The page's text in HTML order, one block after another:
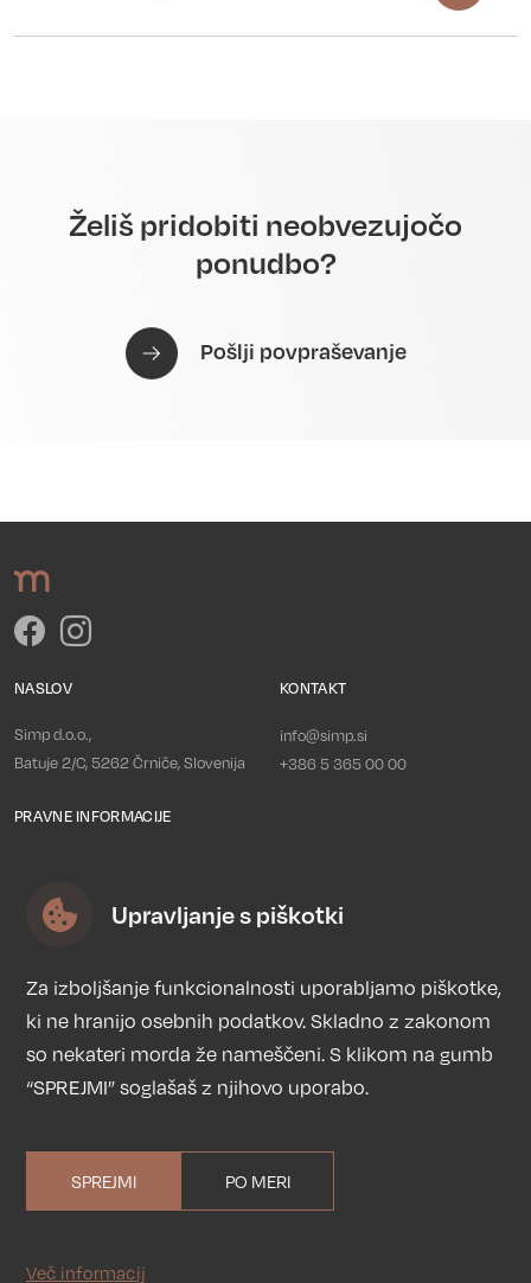
Upravljanje s piškotki
Za izboljšanje funkcionalnosti uporabljamo piškotke,
ki ne hranijo osebnih podatkov. Skladno z zakonom
so nekateri morda že nameščeni. S klikom na gumb
“SPREJMI” soglašaš z njihovo uporabo.
SPREJMI PO MERI
Več informacij
Želiš pridobiti neobvezujočo
ponudbo?
Pošlji povpraševanje
NASLOV
Simp d.o.o.,
Batuje 2/C, 5262 Črniče, Slovenija
KONTAKT
info@simp.si
+386 5 365 00 00
PRAVNE INFORMACIJE
Piškotki
Splošni pogoji
Želite izvedeti dodatne
informacije ali pridobiti ponudbo?